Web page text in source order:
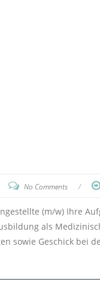
No Comments /
(m/w) Ihre
als
sowie Geschick bei